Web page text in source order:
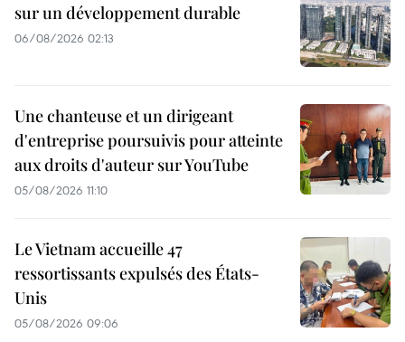
sur un développement durable
06/08/2026 02:13
Une chanteuse et un dirigeant
d'entreprise poursuivis pour atteinte
aux droits d'auteur sur YouTube
05/08/2026 11:10
Le Vietnam accueille 47
ressortissants expulsés des États-
Unis
05/08/2026 09:06